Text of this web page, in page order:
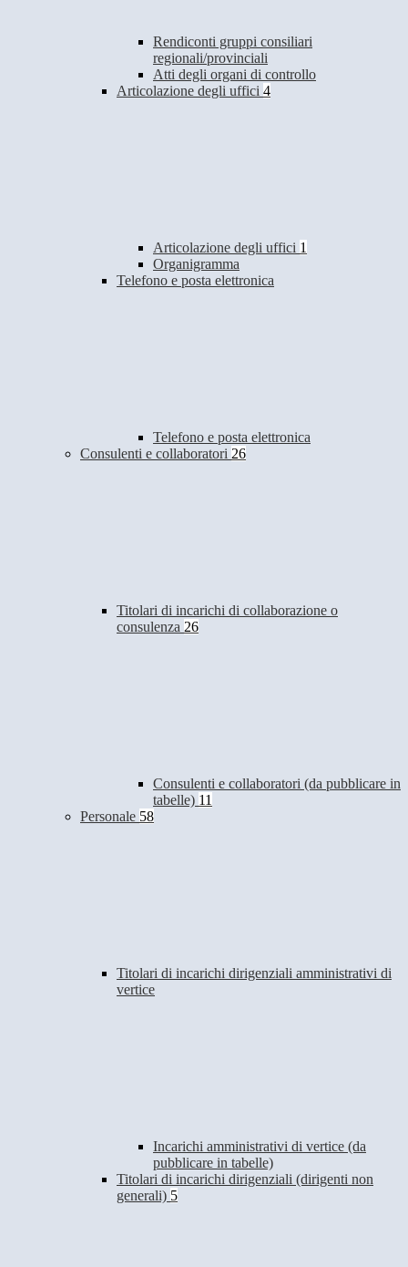
Rendiconti gruppi consiliari
regionali/provinciali
Atti degli organi di controllo
Articolazione degli uffici 4
Articolazione degli uffici 1
Organigramma
Telefono e posta elettronica
Telefono e posta elettronica
Consulenti e collaboratori 26
Titolari di incarichi di collaborazione o
consulenza 26
Consulenti e collaboratori (da pubblicare in
tabelle) 11
Personale 58
Titolari di incarichi dirigenziali amministrativi di
vertice
Incarichi amministrativi di vertice (da
pubblicare in tabelle)
Titolari di incarichi dirigenziali (dirigenti non
generali) 5